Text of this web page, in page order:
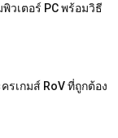
วเตอร์ PC พร้อมวิธี
รเกมส์ RoV ที่ถูกต้อง